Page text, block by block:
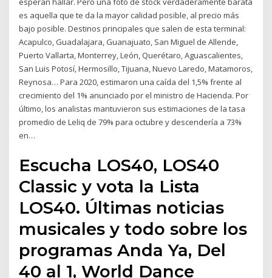
es aquella que te da la mayor calidad posible, al precio más
bajo posible. Destinos principales que salen de esta terminal:
Acapulco, Guadalajara, Guanajuato, San Miguel de Allende,
Puerto Vallarta, Monterrey, León, Querétaro, Aguascalientes,
San Luis Potosí, Hermosillo, Tijuana, Nuevo Laredo, Matamoros,
Reynosa… Para 2020, estimaron una caída del 1,5% frente al
crecimiento del 1% anunciado por el ministro de Hacienda. Por
último, los analistas mantuvieron sus estimaciones de la tasa
promedio de Leliq de 79% para octubre y descendería a 73%
en…
Escucha LOS40, LOS40
Classic y vota la Lista
LOS40. Últimas noticias
musicales y todo sobre los
programas Anda Ya, Del
40 al 1, World Dance